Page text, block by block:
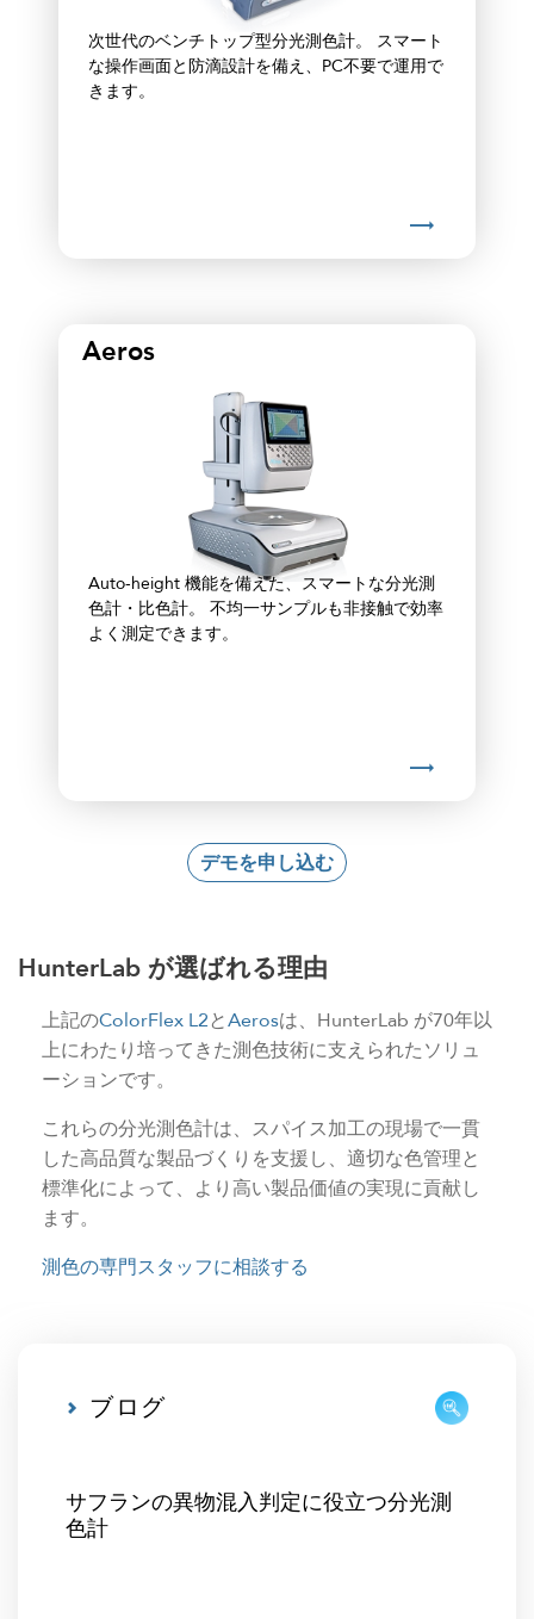
次世代のベンチトップ型分光測色計。 スマート
な操作画面と防滴設計を備え、PC不要で運用で
きます。
Aeros
Auto-height 機能を備えた、スマートな分光測
色計・比色計。 不均一サンプルも非接触で効率
よく測定できます。
デモを申し込む
HunterLab が選ばれる理由
上記のColorFlex L2とAerosは、HunterLab が70年以
上にわたり培ってきた測色技術に支えられたソリュ
ーションです。
これらの分光測色計は、スパイス加工の現場で一貫
した高品質な製品づくりを支援し、適切な色管理と
標準化によって、より高い製品価値の実現に貢献し
ます。
測色の専門スタッフに相談する
ブログ
サフランの異物混入判定に役立つ分光測
色計